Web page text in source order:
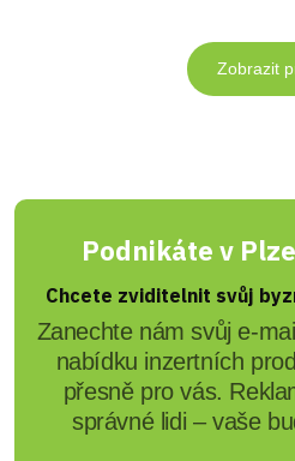
Zobrazit
Podnikáte v
Chcete zviditelnit svůj
Zanechte nám svůj e-
nabídku inzertních
přesně pro vás.
správné lidi – vaše